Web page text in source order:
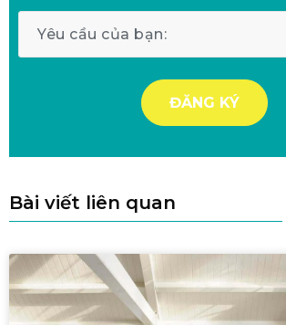
Bài viết liên quan